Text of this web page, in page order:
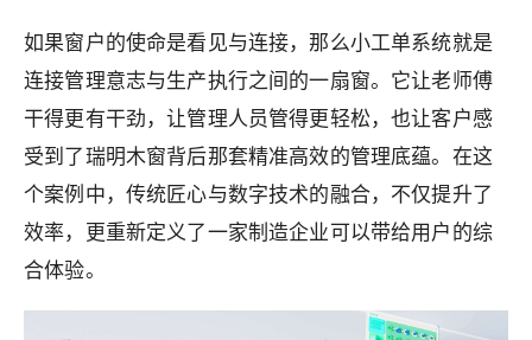
如果窗户的使命是看见与连接，那么小工单系统就是
连接管理意志与生产执行之间的一扇窗。它让老师傅
干得更有干劲，让管理人员管得更轻松，也让客户感
受到了瑞明木窗背后那套精准高效的管理底蕴。在这
个案例中，传统匠心与数字技术的融合，不仅提升了
效率，更重新定义了一家制造企业可以带给用户的综
合体验。